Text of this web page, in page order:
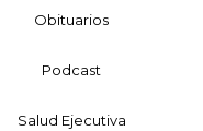
Obituarios
Podcast
Salud Ejecutiva